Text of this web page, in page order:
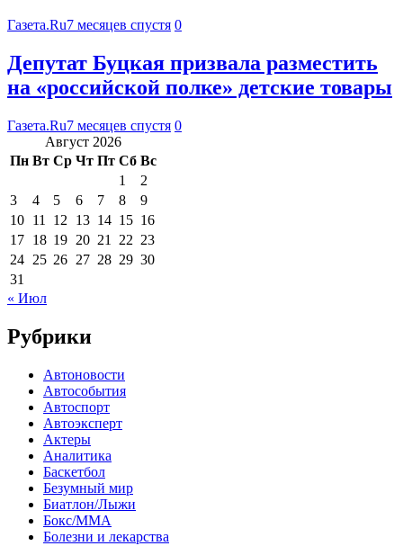
Газета.Ru7 месяцев спустя 0
Депутат Буцкая призвала разместить
на «российской полке» детские товары
Газета.Ru7 месяцев спустя 0
Август 2026
Пн Вт Ср Чт Пт Сб Вс
1
2
3
4 5 6 7 8
9
10 11 12 13 14 15 16
17 18 19 20 21 22 23
24 25 26 27 28 29 30
31
« Июл
Рубрики
Автоновости
Автособытия
Автоспорт
Автоэксперт
Актеры
Аналитика
Баскетбол
Безумный мир
Биатлон/Лыжи
Бокс/MMA
Болезни и лекарства